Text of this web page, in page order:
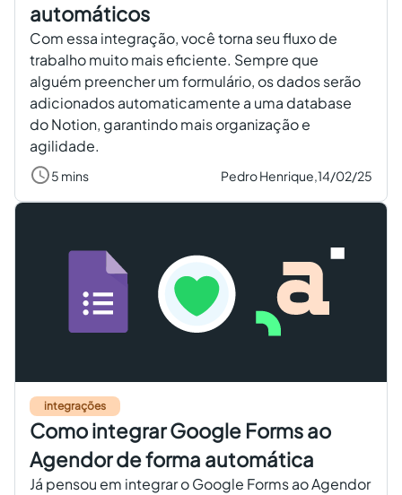
automáticos
Com essa integração, você torna seu fluxo de
trabalho muito mais eficiente. Sempre que
alguém preencher um formulário, os dados serão
adicionados automaticamente a uma database
do Notion, garantindo mais organização e
agilidade.
5 mins Pedro Henrique,14/02/25
integrações
Como integrar Google Forms ao
Agendor de forma automática
Já pensou em integrar o Google Forms ao Agendor